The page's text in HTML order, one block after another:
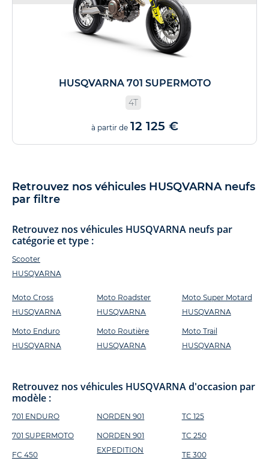
HUSQVARNA 701 SUPERMOTO
4T
à partir de 12 125 €
Retrouvez nos véhicules HUSQVARNA neufs
par filtre
Retrouvez nos véhicules HUSQVARNA neufs par
catégorie et type :
Scooter
HUSQVARNA
Moto Cross
HUSQVARNA
Moto Enduro
HUSQVARNA
Moto Roadster
HUSQVARNA
Moto Routière
HUSQVARNA
Moto Super Motard
HUSQVARNA
Moto Trail
HUSQVARNA
Retrouvez nos véhicules HUSQVARNA d'occasion par
modèle :
701 ENDURO
701 SUPERMOTO
FC 450
NORDEN 901
NORDEN 901
EXPEDITION
TC 125
TC 250
TE 300